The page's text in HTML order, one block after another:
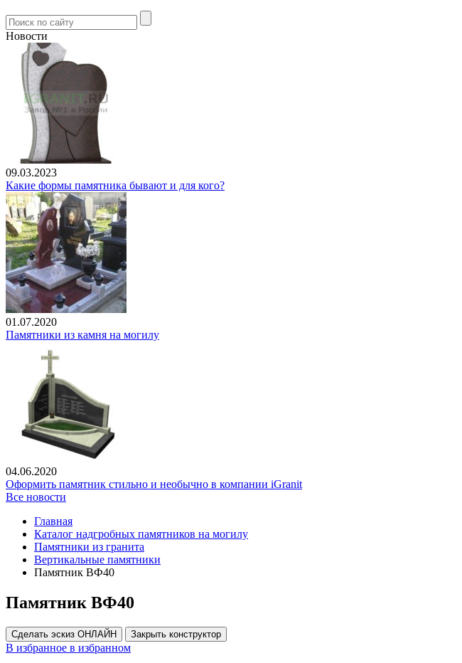
Новости
09.03.2023
Какие формы памятника бывают и для кого?
01.07.2020
Памятники из камня на могилу
04.06.2020
Оформить памятник стильно и необычно в компании iGranit
Все новости
Главная
Каталог надгробных памятников на могилу
Памятники из гранита
Вертикальные памятники
Памятник ВФ40
Памятник ВФ40
Сделать эскиз ОНЛАЙН Закрыть конструктор
В избранное в избранном